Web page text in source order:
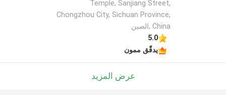
Temple, Sanjiang Street,
Chongzhou City, Sichuan Province,
China ,الصين
5.0
يدقّق ممون
عرض المزيد